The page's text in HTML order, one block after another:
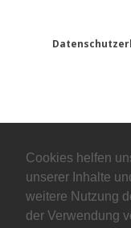
Cookies helfen
unserer Inhalte
weitere Nutzung
der Verwendung